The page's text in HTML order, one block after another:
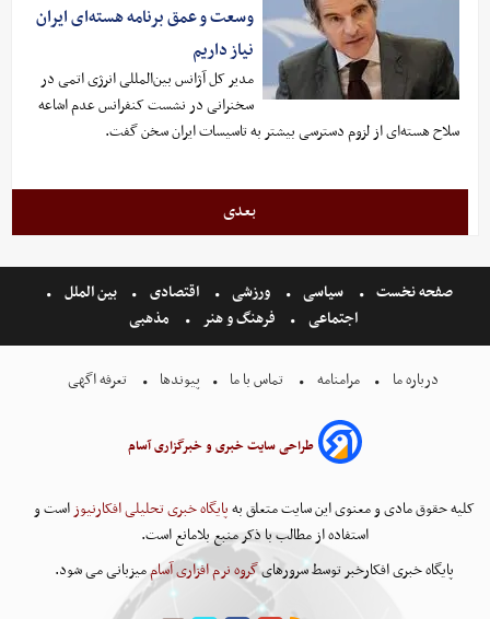
وسعت و عمق برنامه هسته‌ای ایران
نیاز داریم
مدیر کل آژانس بین‌المللی انرژی اتمی در
سخنرانی در نشست کنفرانس عدم اشاعه
سلاح هسته‌ای از لزوم دسترسی بیشتر به تاسیسات ایران سخن گفت.
بعدی
صفحه نخست سیاسی ورزشی اقتصادی
بین الملل
اجتماعی
فرهنگ و هنر مذهبی
درباره ما مرامنامه تماس با ما پیوندها تعرفه اگهی
طراحی سایت خبری و خبرگزاری آسام
کلیه حقوق مادی و معنوی این سایت متعلق بهپایگاه خبری تحلیلی افکارنیوزاست و
استفاده از مطالب با ذکر منبع بلامانع است.
پایگاه خبری افکارخبر توسط سرورهایگروه نرم افزاری آساممیزبانی می شود.